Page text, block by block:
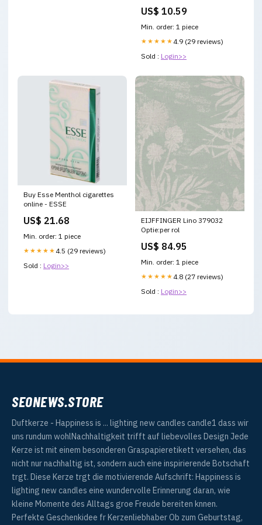
keratina
US$ 10.59
Min. order: 1 piece
★★★★★ 4.9 (29 reviews)
Sold : Login>>
Buy Esse Menthol cigarettes
online - ESSE
US$ 21.68
Min. order: 1 piece
★★★★★ 4.5 (29 reviews)
Sold : Login>>
EIJFFINGER Lino 379032
Optie:per rol
US$ 84.95
Min. order: 1 piece
★★★★★ 4.8 (27 reviews)
Sold : Login>>
SEONEWS.STORE
Duftkerze - Happiness is ... lighting new candles candle1 dass wir
uns rundum wohlNachhaltigkeit trifft auf liebevolles Design Jede
Kerze ist mit einem besonderen Graspapieretikett versehen, das
nicht nur nachhaltig ist, sondern auch eine inspirierende Botschaft
trgt. Diese Kerze trgt die motivierende Aufschrift: Happiness is
lighting new candles eine wundervolle Erinnerung daran, wie
kleine Momente des Alltags groe Freude bereiten knnen.
Perfekte Geschenkidee fr Kerzenliebhaber Ob zum Geburtstag,